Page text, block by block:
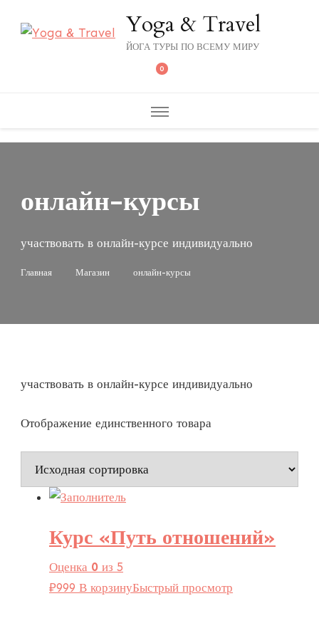
Yoga & Travel
ЙОГА ТУРЫ ПО ВСЕМУ МИРУ
0
онлайн-курсы
участвовать в онлайн-курсе индивидуально
Главная Магазин онлайн-курсы
участвовать в онлайн-курсе индивидуально
Отображение единственного товара
Курс «Путь отношений»
Оценка 0 из 5
₽999 В корзинуБыстрый просмотр